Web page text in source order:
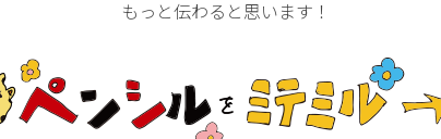
もっと伝わると思います！